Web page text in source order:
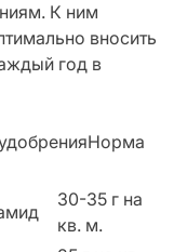
К ним
вносить
год в
30-35 г на
кв. м.